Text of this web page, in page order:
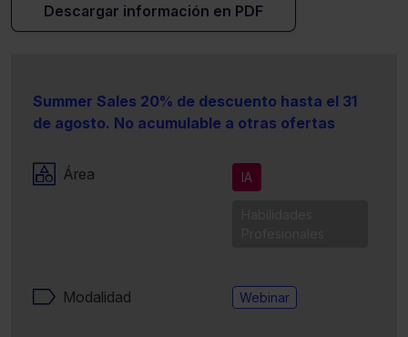
Descargar información en PDF
Summer Sales 20% de descuento hasta el 31
de agosto. No acumulable a otras ofertas
Área IA
Modalidad Webinar